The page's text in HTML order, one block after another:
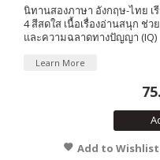
นิทานสองภาษา อังกฤษ-ไทย เ
4 สีสดใส เนื้อเรื่องอ่านสนุก ช่
และความฉลาดทางปัญญา (IQ)
Learn More
Add to Wishlist